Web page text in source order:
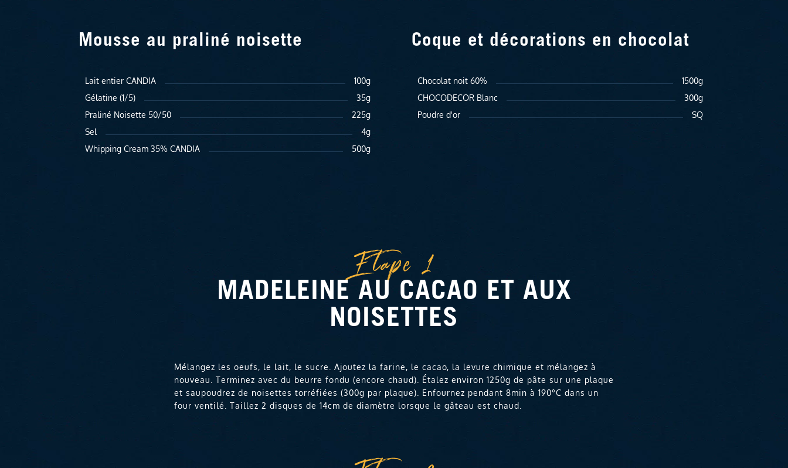
Mousse au praliné noisette
Lait entier CANDIA
100g
Gélatine (1/5)
35g
Praliné Noisette 50/50
225g
Sel
4g
Whipping Cream 35% CANDIA
500g
Coque et décorations en chocolat
Chocolat noit 60%
1500g
CHOCODECOR Blanc
300g
Poudre d'or
SQ
Etape 1
MADELEINE AU CACAO ET AUX
NOISETTES
Mélangez les oeufs, le lait, le sucre. Ajoutez la farine, le cacao, la levure chimique et mélangez à
nouveau. Terminez avec du beurre fondu (encore chaud). Étalez environ 1250g de pâte sur une plaque
et saupoudrez de noisettes torréfiées (300g par plaque). Enfournez pendant 8min à 190°C dans un
four ventilé. Taillez 2 disques de 14cm de diamètre lorsque le gâteau est chaud.